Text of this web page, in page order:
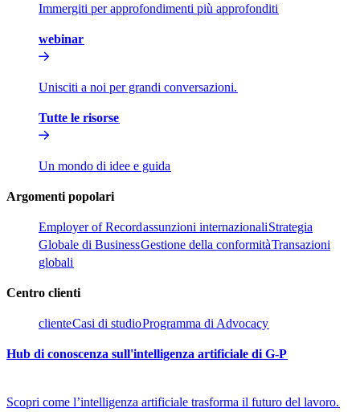
Immergiti per approfondimenti più approfonditi​​
webinar​​
Unisciti a noi per grandi conversazioni.​​
Tutte le risorse​​
Un mondo di idee e guida​​
Argomenti popolari​​
Employer of Record​​assunzioni internazionali​​Strategia
Globale di Business​​Gestione della conformità​​Transazioni
globali​​
Centro clienti​​
cliente​​Casi di studio​​Programma di Advocacy​​
Hub di conoscenza sull'intelligenza artificiale di G-P​​
Scopri come l’intelligenza artificiale trasforma il futuro del lavoro.​​